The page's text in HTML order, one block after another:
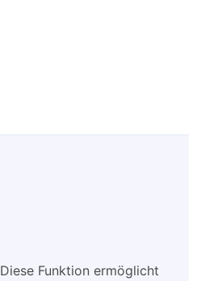
Diese Funktion ermöglicht